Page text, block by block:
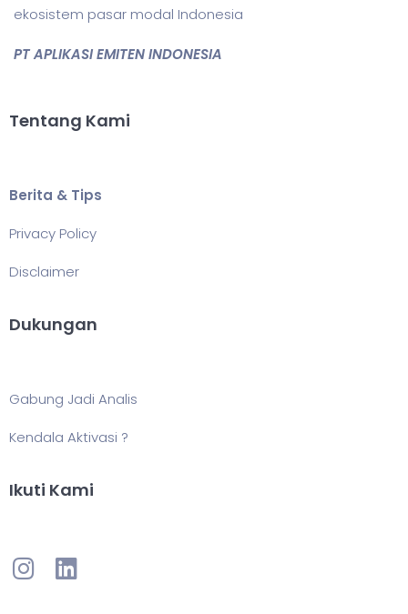
ekosistem pasar modal Indonesia
PT APLIKASI EMITEN INDONESIA
Tentang Kami
Berita & Tips
Privacy Policy
Disclaimer
Dukungan
Gabung Jadi Analis
Kendala Aktivasi ?
Ikuti Kami